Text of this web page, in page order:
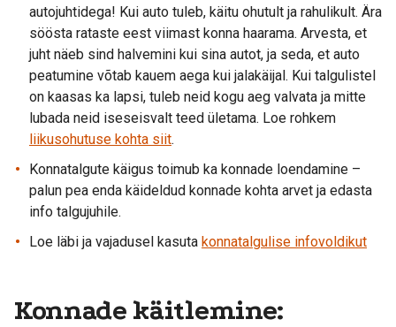
autojuhtidega! Kui auto tuleb, käitu ohutult ja rahulikult. Ära
söösta rataste eest viimast konna haarama. Arvesta, et
juht näeb sind halvemini kui sina autot, ja seda, et auto
peatumine võtab kauem aega kui jalakäijal. Kui talgulistel
on kaasas ka lapsi, tuleb neid kogu aeg valvata ja mitte
lubada neid iseseisvalt teed ületama. Loe rohkem
liikusohutuse kohta siit.
Konnatalgute käigus toimub ka konnade loendamine –
palun pea enda käideldud konnade kohta arvet ja edasta
info talgujuhile.
Loe läbi ja vajadusel kasuta konnatalgulise infovoldikut
Konnade käitlemine: